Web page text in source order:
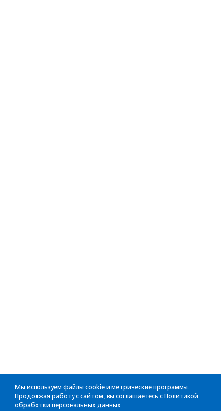
Мы используем файлы cookie и метрические программы.
Продолжая работу с сайтом, вы соглашаетесь с Политикой
обработки персональных данных